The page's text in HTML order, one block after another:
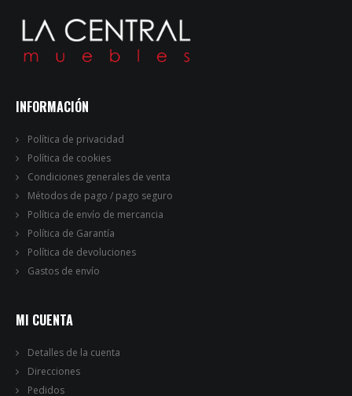
INFORMACIÓN
Política de privacidad
Política de cookies
Condiciones generales de venta
Métodos de pago / pago seguro
Política de envío de mercancia
Política de Garantía
Política de devoluciones
Gastos de envío
MI CUENTA
Detalles de la cuenta
Direcciones
Pedidos